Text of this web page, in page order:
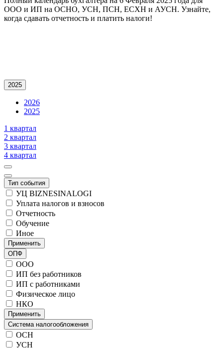
OOO и ИП на ОСНО, УСН, ПСН, ЕСХН и АУСН. Узнайте,
когда сдавать отчетность и платить налоги!
2025
2026
2025
1 квартал
2 квартал
3 квартал
4 квартал
Тип события
УЦ BIZNESINALOGI
Уплата налогов и взносов
Отчетность
Обучение
Иное
Применить
ОПФ
ООО
ИП без работников
ИП с работниками
Физическое лицо
НКО
Применить
Система налогообложения
ОСН
УСН